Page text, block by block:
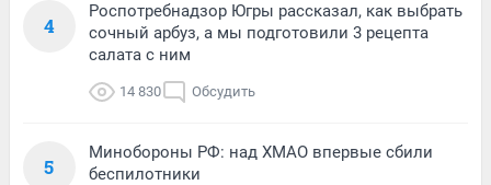
4
Роспотребнадзор Югры рассказал, как выбрать
сочный арбуз, а мы подготовили 3 рецепта
салата с ним
14 830 Обсудить
5
Минобороны РФ: над ХМАО впервые сбили
беспилотники